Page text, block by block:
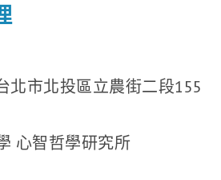
北市北投區立農街二段155
心智哲學研究所